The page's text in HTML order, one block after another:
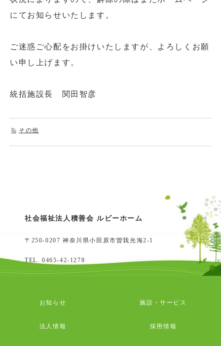
にてお知らせいたします。
ご迷惑ご心配をお掛けいたしますが、よろしくお願
い申し上げます。
統括施設長 関田智彦
その他
社会福祉法人積善会 ルビーホーム
〒250-0207 神奈川県小田原市曽我光海2-1
TEL. 0465-42-1278
お知らせ 施設・サービス
法人情報 採用情報